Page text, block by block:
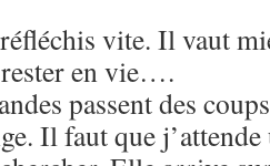
vite. Il vaut
en vie….
passent des
Il faut que